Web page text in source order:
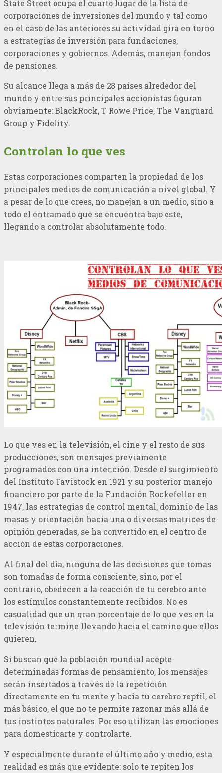
State Street ocupa el cuarto lugar de la lista de
corporaciones de inversiones del mundo y tal como
en el caso de las anteriores su actividad gira en torno
a estrategias de inversión para fundaciones,
corporaciones y gobiernos. Además, manejan fondos
de pensiones.
Su alcance llega a más de 28 países alrededor del
mundo y entre sus principales accionistas figuran
obviamente: BlackRock, T Rowe Price, The Vanguard
Group y Fidelity.
Controlan lo que ves
Estas corporaciones comparten la propiedad de los
principales medios de comunicación a nivel global. Y
a pesar de lo que crees, no manejan a un medio, sino a
todo el entramado que se encuentra bajo este,
llegando a controlar absolutamente todo.
Lo que ves en la televisión, el cine y el resto de sus
producciones, son mensajes previamente
programados con una intención. Desde el surgimiento
del Instituto Tavistock en 1921 y su posterior manejo
financiero por parte de la Fundación Rockefeller en
1947, las estrategias de control mental, dominio de las
masas y orientación hacia una o diversas matrices de
opinión generadas, se ha convertido en el centro de
acción de estas corporaciones.
Al final del día, ninguna de las decisiones que tomas
son tomadas de forma consciente, sino, por el
contrario, obedecen a la reacción de tu cerebro ante
los estímulos constantemente recibidos. No es
casualidad que un gran porcentaje de lo que ves en la
televisión termine llevando hacia el camino que ellos
quieren.
Si buscan que la población mundial acepte
determinadas formas de pensamiento, los mensajes
serán insertados a través de la repetición
directamente en tu mente y hacia tu cerebro reptil, el
más básico, el que no te permite razonar más allá de
tus instintos naturales. Por eso utilizan las emociones
para domesticarte y controlarte.
Y especialmente durante el último año y medio, esta
realidad es más que evidente: solo te repiten los